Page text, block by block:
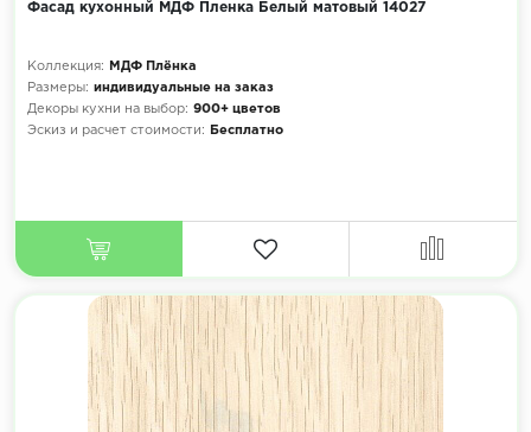
Фасад кухонный МДФ Пленка Белый матовый 14027
Коллекция:
МДФ Плёнка
Размеры: индивидуальные на заказ
Декоры кухни на выбор: 900+ цветов
Эскиз и расчет стоимости:
Бесплатно